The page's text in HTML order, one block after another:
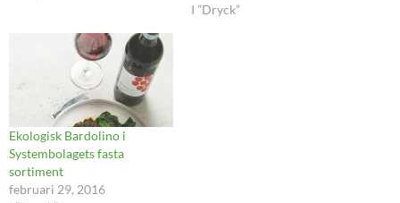
I ”Dryck”
Ekologisk Bardolino i
Systembolagets fasta
sortiment
februari 29, 2016